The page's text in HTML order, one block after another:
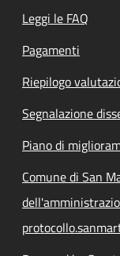
Leggi le FAQ
Pagamenti
Riepilogo
Segnalazione
Piano di
Comune di San